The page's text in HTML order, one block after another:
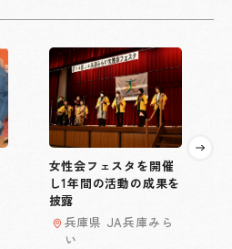
女性会フェスタを開催
し1年間の活動の成果を
披露
兵庫県 JA兵庫みら
い